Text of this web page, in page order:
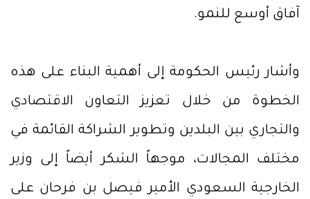
آفاق أوسع للنمو.
وأشار رئيس الحكومة إلى أهمية البناء على هذه
الخطوة من خلال تعزيز التعاون الاقتصادي
والتجاري بين البلدين وتطوير الشراكة القائمة في
مختلف المجالات، موجهاً الشكر أيضاً إلى وزير
الخارجية السعودي الأمير فيصل بن فرحان على